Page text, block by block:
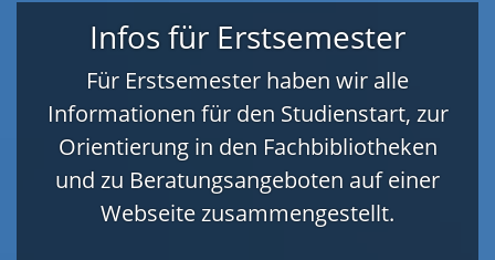
Infos für Erstsemester
Für Erstsemester haben wir alle
Informationen für den Studienstart, zur
Orientierung in den Fachbibliotheken
und zu Beratungsangeboten auf einer
Webseite zusammengestellt.